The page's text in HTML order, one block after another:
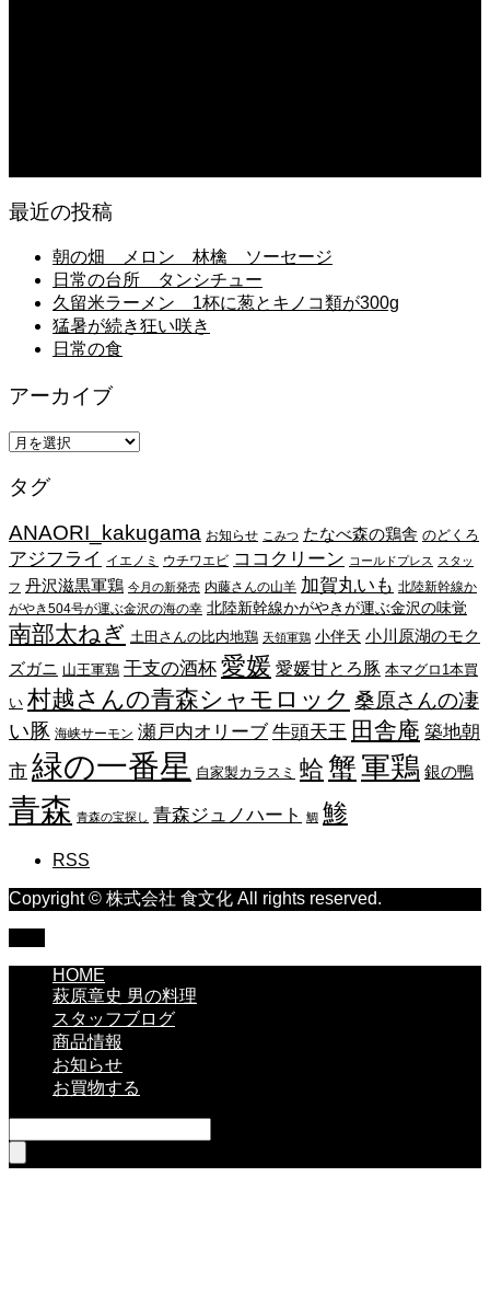
最近の投稿
朝の畑 メロン 林檎 ソーセージ
日常の台所 タンシチュー
久留米ラーメン 1杯に葱とキノコ類が300g
猛暑が続き狂い咲き
日常の食
アーカイブ
ア
カ
ブ
タグ
ANAORI_kakugama お知らせ こみつ たなべ森の鶏舎 のどくろ
アジフライ イエノミ ウチワエビ ココクリーン コールドプレス スタッ
フ 丹沢滋黒軍鶏 今月の新発売 内藤さんの山羊 加賀丸いも 北陸新幹線か
がやき504号が運ぶ金沢の海の幸 北陸新幹線かがやきが運ぶ金沢の味覚
南部太ねぎ 土田さんの比内地鶏 天領軍鶏 小伴天 小川原湖のモク
ズガニ 山王軍鶏 干支の酒杯 愛媛 愛媛甘とろ豚 本マグロ1本買
い 村越さんの青森シャモロック 桑原さんの凄
い豚 海峡サーモン 瀬戸内オリーブ 牛頭天王 田舎庵 築地朝
市 緑の一番星 自家製カラスミ 蛤 蟹軍鶏 銀の鴨
青森 青森の宝探し 青森ジュノハート 鯛 鯵
RSS
Copyright © 株式会社 食文化 All rights reserved.
HOME
萩原章史 男の料理
スタッフブログ
商品情報
お知らせ
お買物する